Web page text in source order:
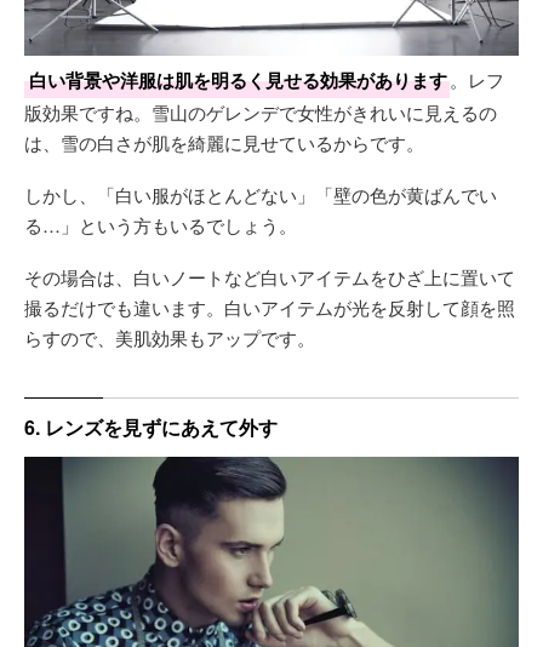
白い背景や洋服は肌を明るく見せる効果があります。レフ
版効果ですね。雪山のゲレンデで女性がきれいに見えるの
は、雪の白さが肌を綺麗に見せているからです。
しかし、「白い服がほとんどない」「壁の色が黄ばんでい
る…」という方もいるでしょう。
その場合は、白いノートなど白いアイテムをひざ上に置いて
撮るだけでも違います。白いアイテムが光を反射して顔を照
らすので、美肌効果もアップです。
6. レンズを見ずにあえて外す